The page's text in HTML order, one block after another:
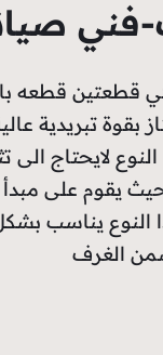
فني
قطعتين قطعه
بقوة تبريدية
لايحتاج الى
يقوم على مبدأ
النوع يناسب
الغرف